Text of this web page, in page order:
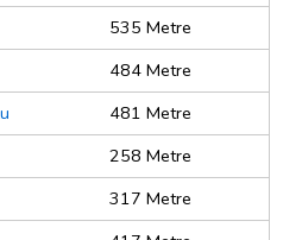
535 Metre
484 Metre
481 Metre
258 Metre
317 Metre